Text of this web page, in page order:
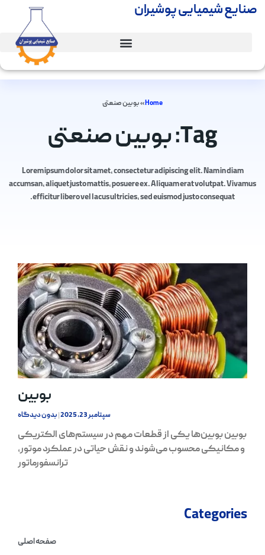
صنایع شیمیایی پوشیران
Home
»بوبین صنعتی
Tag: بوبین صنعتی
Lorem ipsum dolor sit amet, consectetur adipiscing elit. Nam in diam
accumsan, aliquet justo mattis, posuere ex. Aliquam erat volutpat. Vivamus
efficitur libero vel lacus ultricies, sed euismod justo consequat.
بوبین
سپتامبر 23, 2025 بدون دیدگاه
بوبین بوبین‌ها یکی از قطعات مهم در سیستم‌های الکتریکی
و مکانیکی محسوب می‌شوند و نقش حیاتی در عملکرد موتور،
ترانسفورماتور
Categories
صفحه اصلی